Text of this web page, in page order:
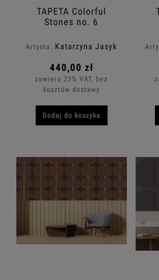
TAPETA Colorful
Stones no. 6
Artysta: Katarzyna Jasyk
440,00 zł
zawiera 23% VAT, bez
kosztów dostawy
Dodaj do koszyka